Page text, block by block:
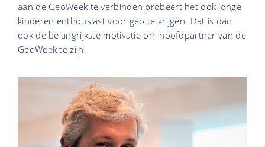
aan de GeoWeek te verbinden probeert het ook jonge
kinderen enthousiast voor geo te krijgen. Dat is dan
ook de belangrijkste motivatie om hoofdpartner van de
GeoWeek te zijn.